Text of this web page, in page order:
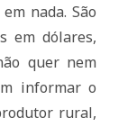
nada. São
em dólares,
quer nem
informar o
rural,